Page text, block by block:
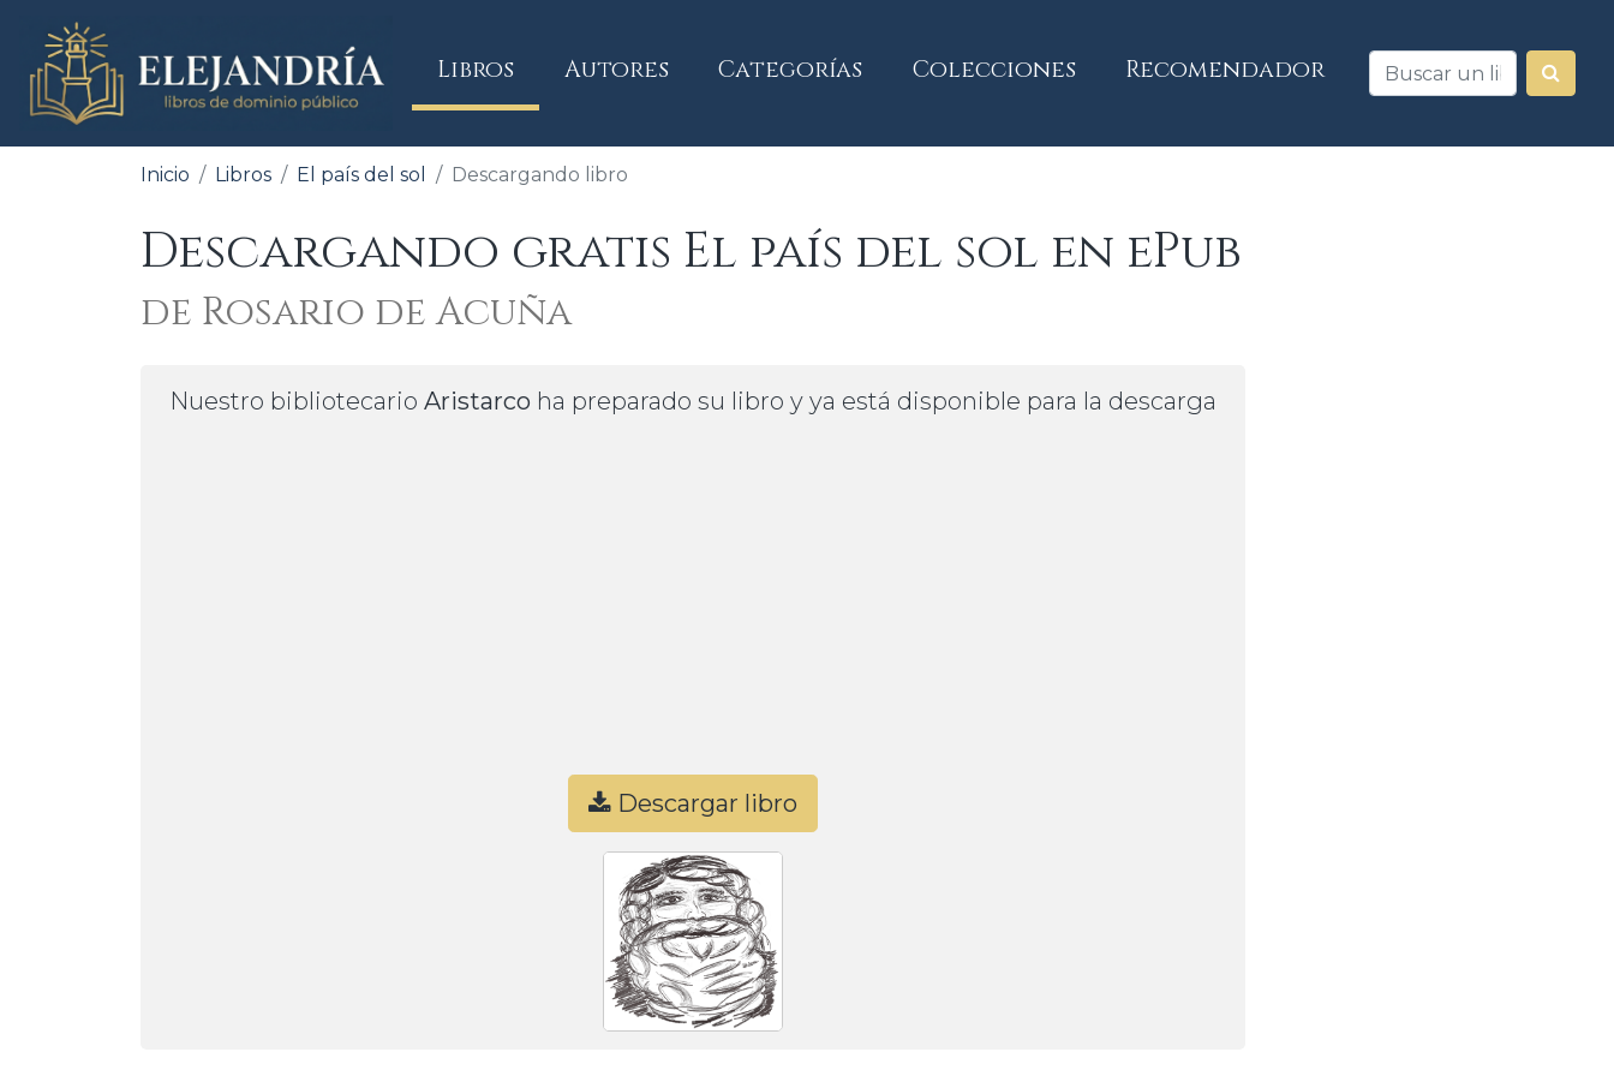
Libros(current)
Autores Categorías Colecciones Recomendador
Inicio Libros El país del sol Descargando libro
Descargando gratis El país del sol en ePub
de Rosario de Acuña
Nuestro bibliotecario Aristarco ha preparado su libro y ya está disponible para la descarga
Descargar libro